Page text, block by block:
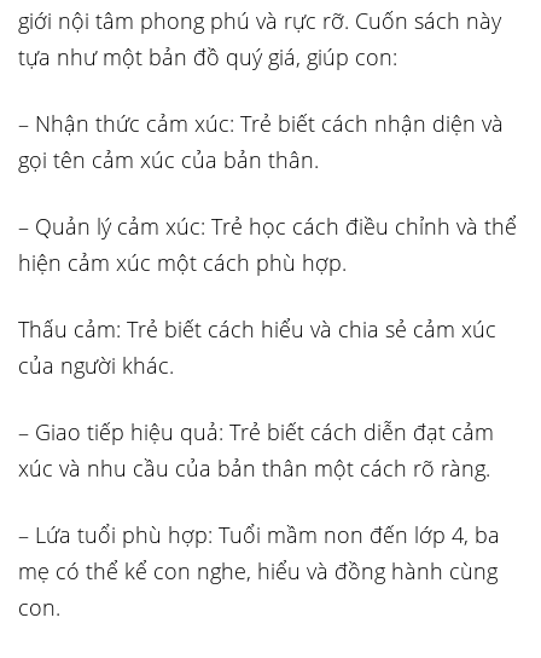
giới nội tâm phong phú và rực rỡ. Cuốn sách này
tựa như một bản đồ quý giá, giúp con:
– Nhận thức cảm xúc: Trẻ biết cách nhận diện và
gọi tên cảm xúc của bản thân.
– Quản lý cảm xúc: Trẻ học cách điều chỉnh và thể
hiện cảm xúc một cách phù hợp.
Thấu cảm: Trẻ biết cách hiểu và chia sẻ cảm xúc
của người khác.
– Giao tiếp hiệu quả: Trẻ biết cách diễn đạt cảm
xúc và nhu cầu của bản thân một cách rõ ràng.
– Lứa tuổi phù hợp: Tuổi mầm non đến lớp 4, ba
mẹ có thể kể con nghe, hiểu và đồng hành cùng
con.